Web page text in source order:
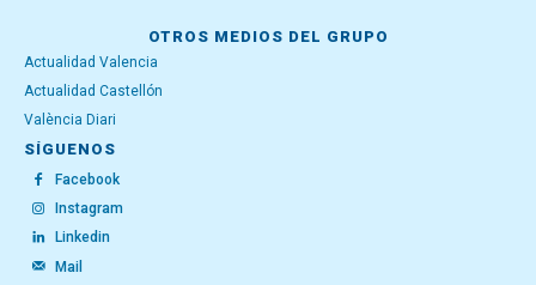
OTROS MEDIOS DEL GRUPO
Actualidad Valencia
Actualidad Castellón
València Diari
SÍGUENOS
Facebook
Instagram
Linkedin
Mail